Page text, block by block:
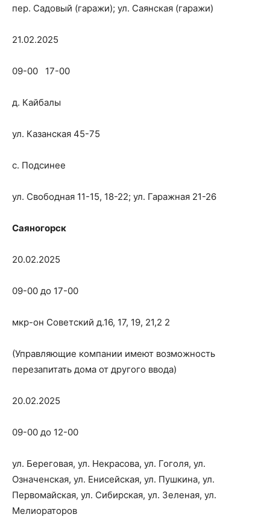
пер. Садовый (гаражи); ул. Саянская (гаражи)
21.02.2025
09-00 17-00
д. Кайбалы
ул. Казанская 45-75
с. Подсинее
ул. Свободная 11-15, 18-22; ул. Гаражная 21-26
Саяногорск
20.02.2025
09-00 до 17-00
мкр-он Советский д.16, 17, 19, 21,2 2
(Управляющие компании имеют возможность
перезапитать дома от другого ввода)
20.02.2025
09-00 до 12-00
ул. Береговая, ул. Некрасова, ул. Гоголя, ул.
Означенская, ул. Енисейская, ул. Пушкина, ул.
Первомайская, ул. Сибирская, ул. Зеленая, ул.
Мелиораторов